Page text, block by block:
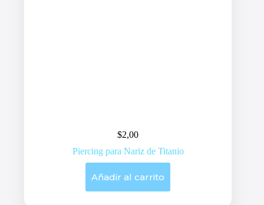
$2,00
Piercing para Nariz de Titanio
Añadir al carrito